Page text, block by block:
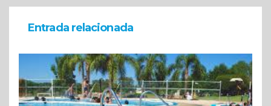
Entrada relacionada